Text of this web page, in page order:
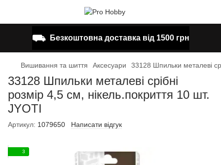
⛟ Безкоштовна доставка від 1500 грн
Вишивання та шиття Аксесуари 33128 Шпильки металеві
33128 Шпильки металеві срібні
розмір 4,5 см, нікель.покриття 10 шт.
JYOTI
Артикул: 1079650 Написати відгук
3